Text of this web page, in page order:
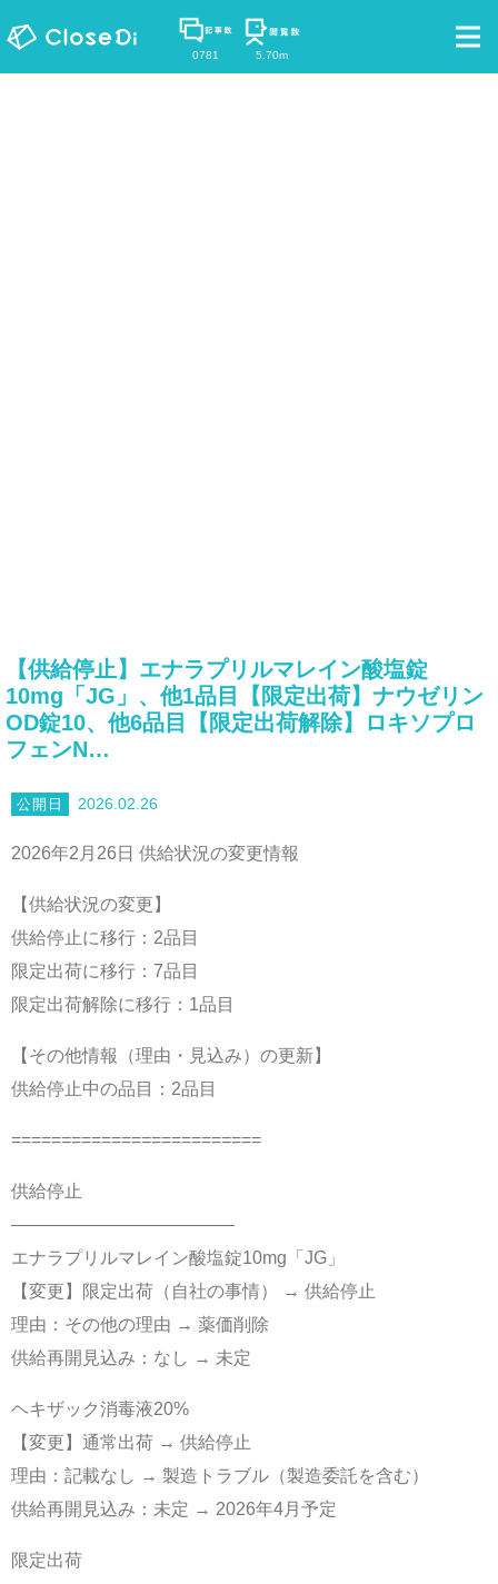
0781 5.70m
【供給停止】エナラプリルマレイン酸塩錠
10mg「JG」、他1品目【限定出荷】ナウゼリン
OD錠10、他6品目【限定出荷解除】ロキソプロ
フェンN…
2026.02.26
2026年2月26日 供給状況の変更情報
【供給状況の変更】
供給停止に移行：2品目
限定出荷に移行：7品目
限定出荷解除に移行：1品目
【その他情報（理由・見込み）の更新】
供給停止中の品目：2品目
=========================
供給停止
————————————–
エナラプリルマレイン酸塩錠10mg「JG」
【変更】限定出荷（自社の事情） → 供給停止
理由：その他の理由 → 薬価削除
供給再開見込み：なし → 未定
ヘキザック消毒液20%
【変更】通常出荷 → 供給停止
理由：記載なし → 製造トラブル（製造委託を含む）
供給再開見込み：未定 → 2026年4月予定
限定出荷